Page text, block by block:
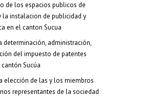
de los espacios publicos de
instalacion de publicidad y
en el canton Sucua
determinación, administración,
del impuesto de patentes
Sucúa
elección de las y los miembros
representantes de la sociedad